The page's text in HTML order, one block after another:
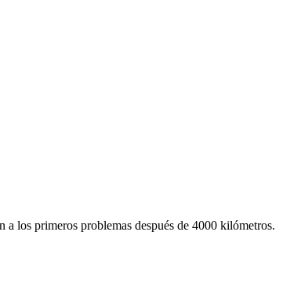
a los primeros problemas después de 4000 kilómetros.